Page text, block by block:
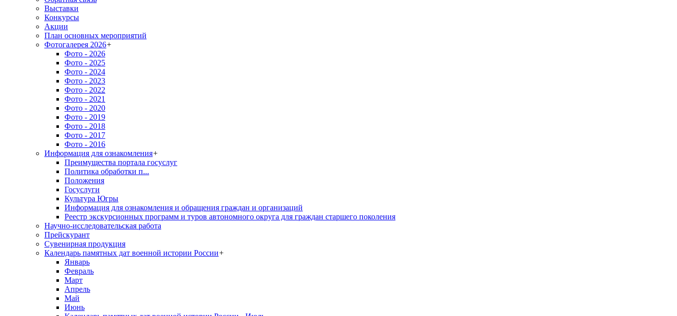
Выставки
Конкурсы
Акции
План основных мероприятий
Фотогалерея 2026+
Фото - 2026
Фото - 2025
Фото - 2024
Фото - 2023
Фото - 2022
Фото - 2021
Фото - 2020
Фото - 2019
Фото - 2018
Фото - 2017
Фото - 2016
Информация для ознакомления+
Преимущества портала госуслуг
Политика обработки п...
Положения
Госуслуги
Культура Югры
Информация для ознакомления и обращения граждан и организаций
Реестр экскурсионных программ и туров автономного округа для граждан старшего поколения
Научно-исследовательская работа
Прейскурант
Сувенирная продукция
Календарь памятных дат военной истории России+
Январь
Февраль
Март
Апрель
Май
Июнь